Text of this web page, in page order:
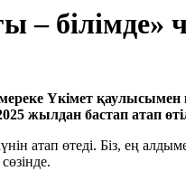
білімде»
Үкімет
жылдан бастап атап
атап өтеді. Біз, ең